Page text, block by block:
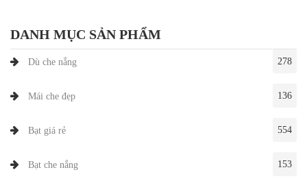
DANH MỤC SẢN PHẨM
Dù che nắng 278
Mái che đẹp 136
Bạt giá rẻ 554
Bạt che nắng 153